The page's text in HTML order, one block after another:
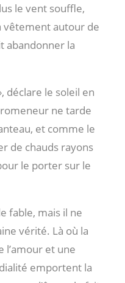
le vent souffle,
vêtement autour de
abandonner la
déclare le soleil en
ne tarde
et comme le
de chauds rayons
le porter sur le
fable, mais il ne
vérité. Là où la
l’amour et une
emportent la